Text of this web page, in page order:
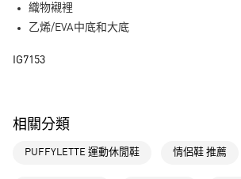
每筆NT$80，滿NT$1,500(含以上)免運費
每筆NT$80，滿NT$1,500(含以上)免運費
萊爾富取貨付款
織物襯裡
乙烯/EVA中底和大底
IG7153
相關分類
PUFFYLETTE 運動休閒鞋 情侶鞋 推薦